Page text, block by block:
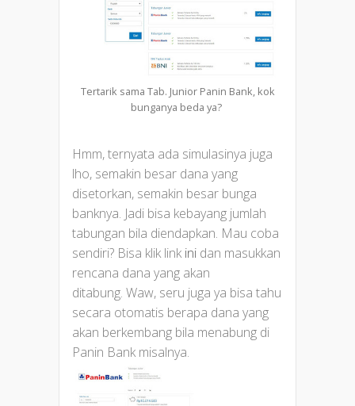
Tertarik sama Tab. Junior Panin Bank, kok
bunganya beda ya?
Hmm, ternyata ada simulasinya juga
lho, semakin besar dana yang
disetorkan, semakin besar bunga
banknya. Jadi bisa kebayang jumlah
tabungan bila diendapkan. Mau coba
sendiri? Bisa klik link ini dan masukkan
rencana dana yang akan
ditabung. Waw, seru juga ya bisa tahu
secara otomatis berapa dana yang
akan berkembang bila menabung di
Panin Bank misalnya.